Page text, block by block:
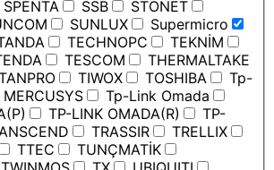
SPENTA SSB
STONET
SUNLUX
Supermicro
TECHNOPC
TEKNİM
TESCOM
THERMALTAKE
TIWOX TOSHIBA
Tp-
Tp-Link Omada
TP-LINK OMADA(R)
TP-
TRASSIR
TRELLIX
TTEC
TUNÇMATİK